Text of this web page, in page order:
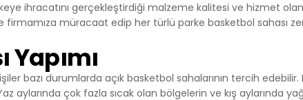
ihracatını gerçekleştirdiği malzeme kalitesi ve hizmet
firmamıza müracaat edip her türlü parke basketbol sahası
Yapımı
bazı durumlarda açık basketbol sahalarının tercih
aylarında çok fazla sıcak olan bölgelerin ve kış aylarında